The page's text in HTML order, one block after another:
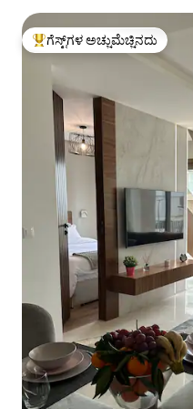
ಗೆಸ್ಟ್‌ಗಳಿಗೆ ಅತಿ ಹೆಚ್ಚು ಅಚ್ಚುಮೆಚ್ಚಿನದು
ಗೆಸ್ಟ್‌ಗಳ ಅಚ್ಚುಮೆಚ್ಚಿನದು